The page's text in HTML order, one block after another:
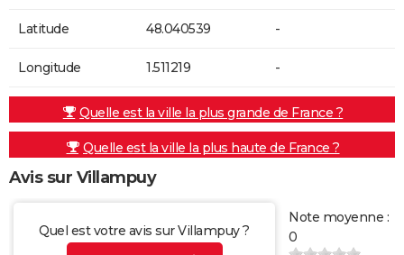
Latitude 48.040539 -
Longitude 1.511219 -
Quelle est la ville la plus grande de France ?
Quelle est la ville la plus haute de France ?
Avis sur Villampuy
Quel est votre avis sur Villampuy ?
Note moyenne :
0